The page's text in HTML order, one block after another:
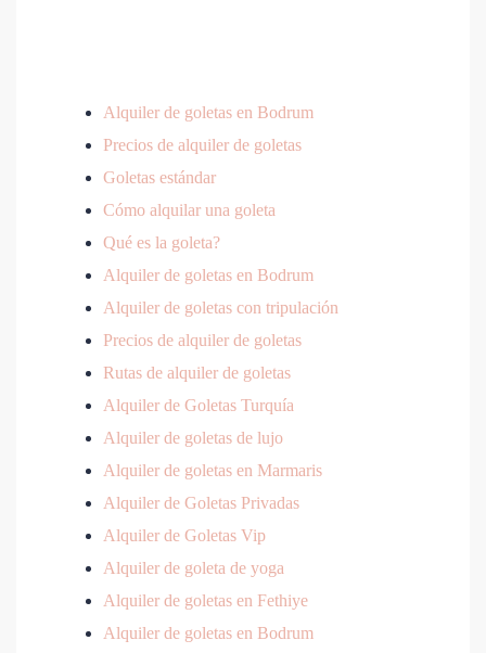
Alquiler de goletas en Bodrum
Precios de alquiler de goletas
Goletas estándar
Cómo alquilar una goleta
Qué es la goleta?
Alquiler de goletas en Bodrum
Alquiler de goletas con tripulación
Precios de alquiler de goletas
Rutas de alquiler de goletas
Alquiler de Goletas Turquía
Alquiler de goletas de lujo
Alquiler de goletas en Marmaris
Alquiler de Goletas Privadas
Alquiler de Goletas Vip
Alquiler de goleta de yoga
Alquiler de goletas en Fethiye
Alquiler de goletas en Bodrum